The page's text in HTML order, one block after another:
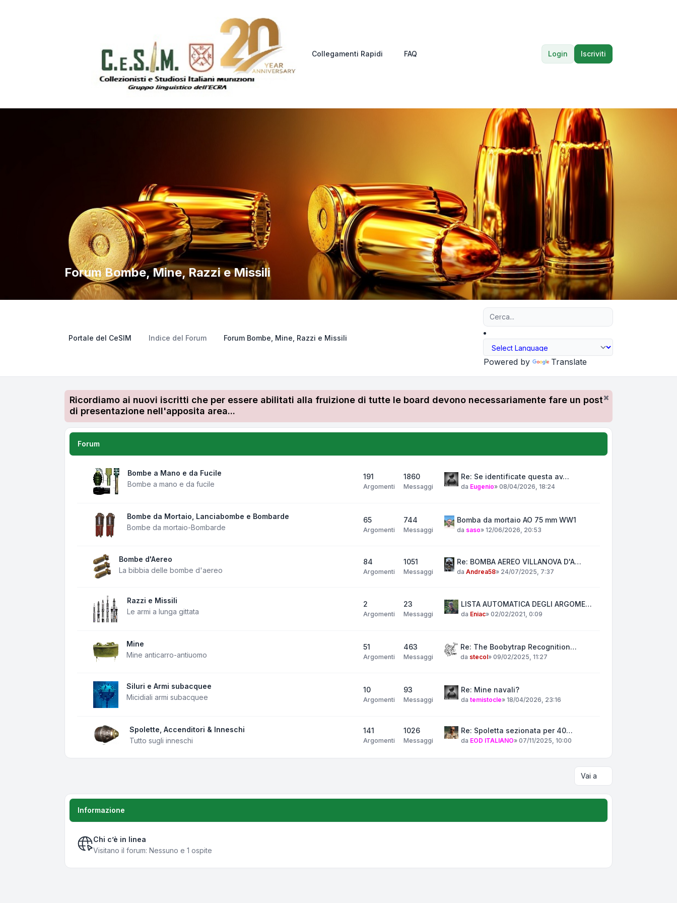
Collegamenti Rapidi FAQ Login Iscriviti
Forum Bombe, Mine, Razzi e Missili
Portale del CeSIM Indice del Forum Forum Bombe, Mine, Razzi e Missili
Powered by Translate
Ricordiamo ai nuovi iscritti che per essere abilitati alla fruizione di tutte le board devono necessariamente fare un post
di presentazione nell'apposita area...
Forum
Bombe a Mano e da Fucile
Bombe a mano e da fucile
191
Argomenti
1860
Messaggi
Re: Se identificate questa av…
da Eugenio» 08/04/2026, 18:24
Bombe da Mortaio, Lanciabombe e Bombarde
Bombe da mortaio-Bombarde
65
Argomenti
744
Messaggi
Bomba da mortaio AO 75 mm WW1
da saso» 12/06/2026, 20:53
Bombe d'Aereo
La bibbia delle bombe d'aereo
84
Argomenti
1051
Messaggi
Re: BOMBA AEREO VILLANOVA D'A…
da Andrea58» 24/07/2025, 7:37
Razzi e Missili
Le armi a lunga gittata
2
Argomenti
23
Messaggi
LISTA AUTOMATICA DEGLI ARGOME…
da Eniac» 02/02/2021, 0:09
Mine
Mine anticarro-antiuomo
51
Argomenti
463
Messaggi
Re: The Boobytrap Recognition…
da stecol» 09/02/2025, 11:27
Siluri e Armi subacquee
Micidiali armi subacquee
10
Argomenti
93
Messaggi
Re: Mine navali?
da temistocle» 18/04/2026, 23:16
Spolette, Accenditori & Inneschi
Tutto sugli inneschi
141
Argomenti
1026
Messaggi
Re: Spoletta sezionata per 40…
da EOD ITALIANO» 07/11/2025, 10:00
Vai a
Informazione
Chi c’è in linea
Visitano il forum: Nessuno e 1 ospite